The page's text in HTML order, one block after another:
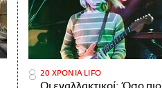
20 ΧΡΟΝΙΑ LIFO